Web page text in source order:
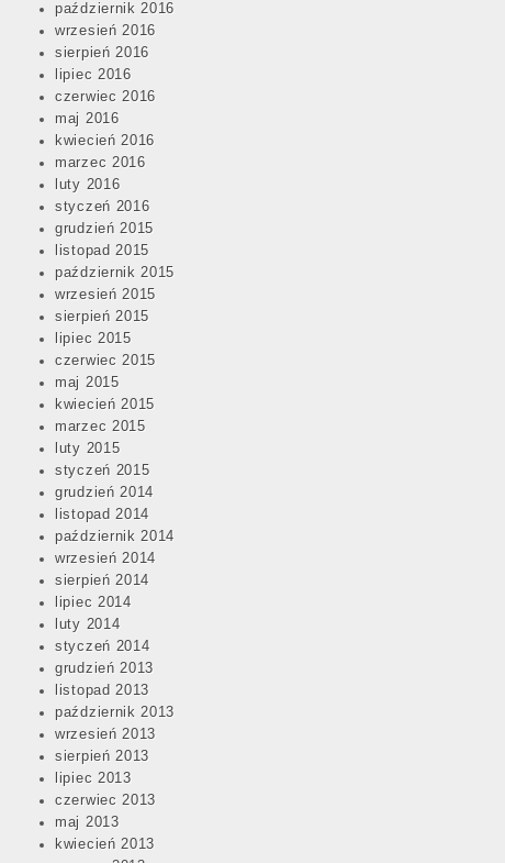
październik 2016
wrzesień 2016
sierpień 2016
lipiec 2016
czerwiec 2016
maj 2016
kwiecień 2016
marzec 2016
luty 2016
styczeń 2016
grudzień 2015
listopad 2015
październik 2015
wrzesień 2015
sierpień 2015
lipiec 2015
czerwiec 2015
maj 2015
kwiecień 2015
marzec 2015
luty 2015
styczeń 2015
grudzień 2014
listopad 2014
październik 2014
wrzesień 2014
sierpień 2014
lipiec 2014
luty 2014
styczeń 2014
grudzień 2013
listopad 2013
październik 2013
wrzesień 2013
sierpień 2013
lipiec 2013
czerwiec 2013
maj 2013
kwiecień 2013